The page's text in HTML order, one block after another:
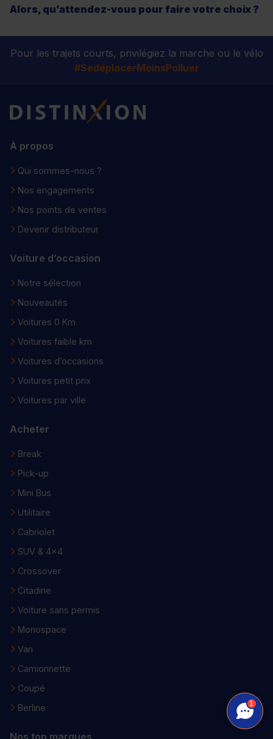
Alors, qu’attendez-vous pour faire votre choix ?
Pour les trajets courts, privilégiez la marche ou le vélo
#SedéplacerMoinsPolluer
Distinxion
À propos
Qui sommes-nous ?
Nos engagements
Nos points de ventes
Devenir distributeur
Voiture d’occasion
Notre sélection
Nouveautés
Voitures 0 Km
Voitures faible km
Voitures d’occasions
Voitures petit prix
Voitures par ville
Acheter
Break
Pick-up
Mini Bus
Utilitaire
Cabriolet
SUV & 4x4
Crossover
Citadine
Voiture sans permis
Monospace
Van
Camionnette
Coupé
Berline
Nos top marques
1